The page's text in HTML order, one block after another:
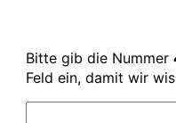
Bitte gib die Nummer
Feld ein, damit wir